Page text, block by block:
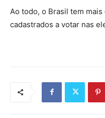
Ao todo, o Brasil tem
cadastrados a votar nas